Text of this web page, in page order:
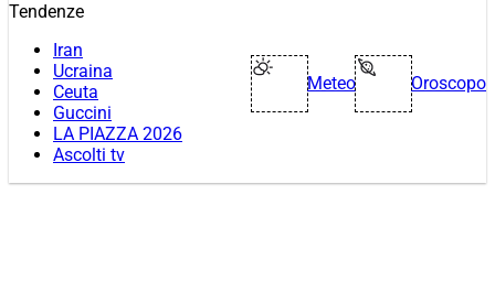
Tendenze
Iran
Ucraina
Ceuta
Guccini
LA PIAZZA 2026
Ascolti tv
Meteo Oroscopo